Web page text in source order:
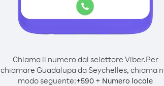
Chiama il numero dal selettore Viber.Per
chiamare Guadalupa da Seychelles, chiama
modo seguente:+590 + Numero locale